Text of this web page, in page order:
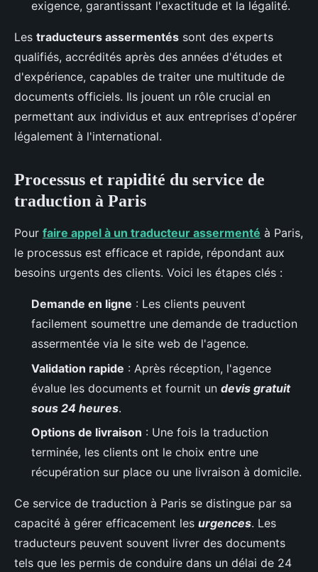
exigence, garantissant l'exactitude et la légalité.
Les traducteurs assermentés sont des experts
qualifiés, accrédités après des années d'études et
d'expérience, capables de traiter une multitude de
documents officiels. Ils jouent un rôle crucial en
permettant aux individus et aux entreprises d'opérer
légalement à l'international.
Processus et rapidité du service de
traduction à Paris
Pour faire appel à un traducteur assermenté à Paris,
le processus est efficace et rapide, répondant aux
besoins urgents des clients. Voici les étapes clés :
Demande en ligne : Les clients peuvent
facilement soumettre une demande de traduction
assermentée via le site web de l'agence.
Validation rapide : Après réception, l'agence
évalue les documents et fournit un devis gratuit
sous 24 heures.
Options de livraison : Une fois la traduction
terminée, les clients ont le choix entre une
récupération sur place ou une livraison à domicile.
Ce service de traduction à Paris se distingue par sa
capacité à gérer efficacement les urgences. Les
traducteurs peuvent souvent livrer des documents
tels que les permis de conduire dans un délai de 24